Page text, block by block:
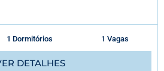
1 Dormitórios 1 Vagas
DETALHES